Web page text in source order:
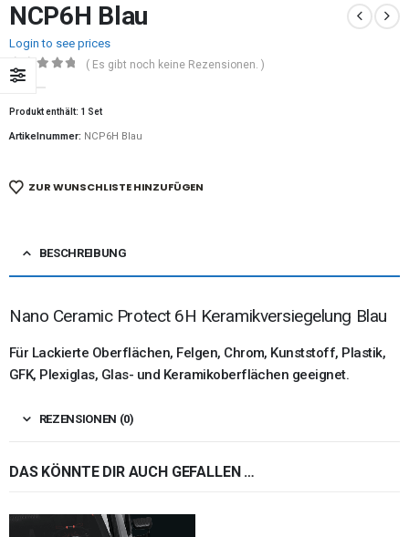
NCP6H Blau
Login to see prices
0out of 5
( Es gibt noch keine Rezensionen. )
Produkt enthält: 1 Set
Artikelnummer: NCP6H Blau
ZUR WUNSCHLISTE HINZUFÜGEN
BESCHREIBUNG
Nano Ceramic Protect 6H Keramikversiegelung Blau
Für Lackierte Oberflächen, Felgen, Chrom, Kunststoff, Plastik,
GFK, Plexiglas, Glas- und Keramikoberflächen geeignet.
REZENSIONEN (0)
DAS KÖNNTE DIR AUCH GEFALLEN …